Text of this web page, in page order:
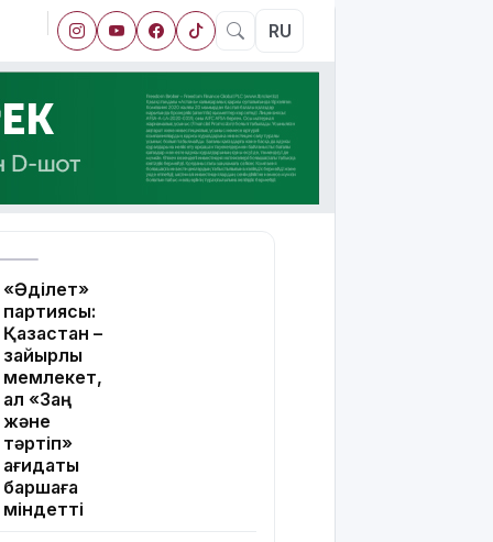
RU
«Әділет»
партиясы:
Қазақстан –
зайырлы
мемлекет,
ал «Заң
және
тәртіп»
қағидаты
баршаға
міндетті